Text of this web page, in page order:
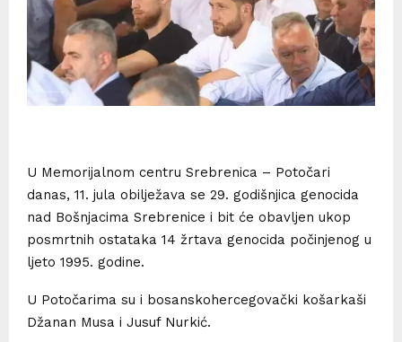
U Memorijalnom centru Srebrenica – Potočari
danas, 11. jula obilježava se 29. godišnjica genocida
nad Bošnjacima Srebrenice i bit će obavljen ukop
posmrtnih ostataka 14 žrtava genocida počinjenog u
ljeto 1995. godine.
U Potočarima su i bosanskohercegovački košarkaši
Džanan Musa i Jusuf Nurkić.